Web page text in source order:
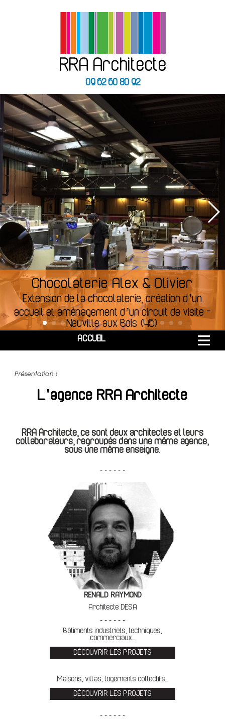
09 62 60 80 92
Chocolaterie Alex & Olivier
Extension de la chocolaterie, création d’un
accueil et aménagement d’un circuit de visite -
Neuville aux Bois (45)
ACCUEIL
Présentation ›
L'agence RRA Architecte
RRA Architecte, ce sont deux architectes et leurs
collaborateurs, regroupés dans une même agence,
sous une même enseigne.
- - - - - -
RENALD RAYMOND
Architecte DESA
- - - - - -
Bâtiments industriels, techniques,
commerciaux...
DÉCOUVRIR LES PROJETS
Maisons, villas, logements collectifs...
DÉCOUVRIR LES PROJETS
- - - - - -